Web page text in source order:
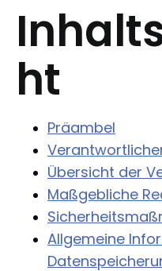
ht
Präambel
Übersicht der
Maßgebliche
Allgemeine